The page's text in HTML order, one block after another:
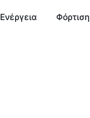
Ενέργεια Φόρτιση